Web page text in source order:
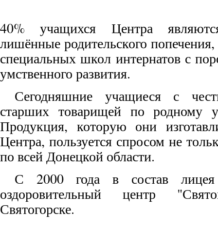
40% учащихся Центра
лишённые родительского
специальных школ интернатов с
умственного развития.
Сегодняшние учащиеся с
старших товарищей по родному
Продукция, которую они
Центра, пользуется спросом не
по всей Донецкой области.
С 2000 года в состав лицея
оздоровительный центр
Святогорске.